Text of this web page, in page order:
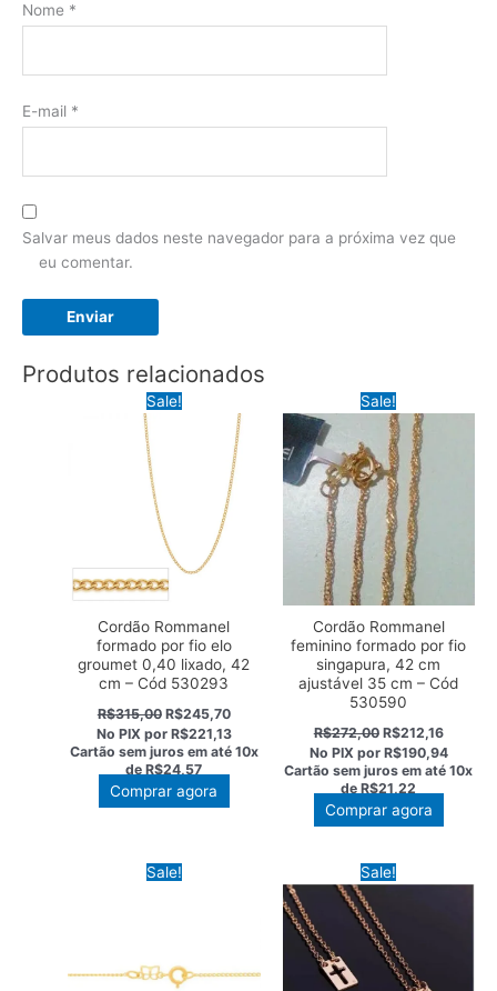
Nome *
E-mail *
Salvar meus dados neste navegador para a próxima vez que
eu comentar.
Produtos relacionados
Sale!
Cordão Rommanel
formado por fio elo
groumet 0,40 lixado, 42
cm – Cód 530293
R$315,00 O
preço
original
era:
R$315,00.
R$245,70O
preço
atual
é:
R$245,70.
No PIX por R$221,13
Cartão sem juros em até 10x
de R$24,57
Comprar agora
Sale!
Cordão Rommanel
feminino formado por fio
singapura, 42 cm
ajustável 35 cm – Cód
530590
R$272,00 O
preço
original
era:
R$272,00.
R$212,16O
preço
atual
é:
No PIX por R$190,94
Cartão sem juros em até10x
de R$21,22
Comprar agora
Sale! Sale!